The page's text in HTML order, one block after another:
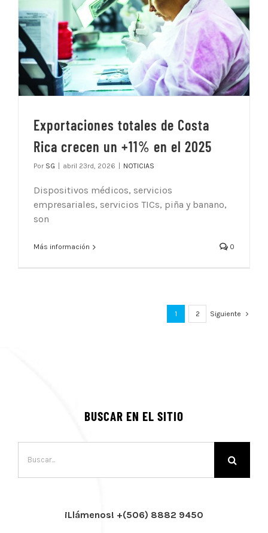
Exportaciones totales de Costa
Rica crecen un +11% en el 2025
Por SG | abril 23rd, 2026 | NOTICIAS
Dispositivos médicos, servicios
empresariales, servicios TICs, piña y banano,
son
Más información 0
1 2 Siguiente
BUSCAR EN EL SITIO
¡Llámenos! +(506) 8882 9450